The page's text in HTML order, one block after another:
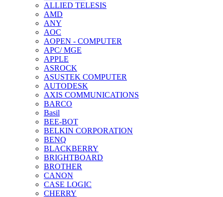
ALLIED TELESIS
AMD
ANY
AOC
AOPEN - COMPUTER
APC/ MGE
APPLE
ASROCK
ASUSTEK COMPUTER
AUTODESK
AXIS COMMUNICATIONS
BARCO
Basil
BEE-BOT
BELKIN CORPORATION
BENQ
BLACKBERRY
BRIGHTBOARD
BROTHER
CANON
CASE LOGIC
CHERRY